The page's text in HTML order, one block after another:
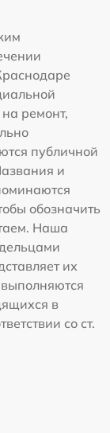
ремонт,
публичной
и
обозначить
Наша
их
в
со ст.